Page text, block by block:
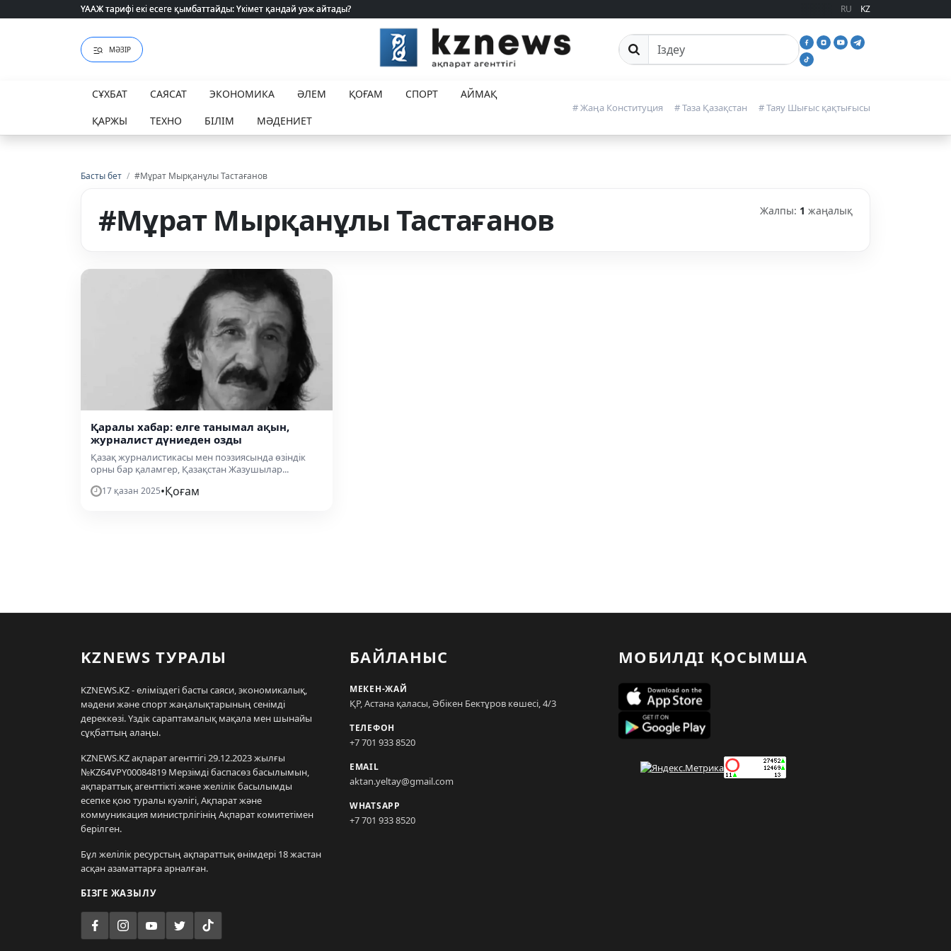
ҮААЖ тарифі екі есеге қымбаттайды: Үкімет қандай уәж айтады?
ҮААЖ тарифі екі есеге қымбаттайды: Үкімет қандай уәж айтады? RU KZ
МӘЗІР Сайттан іздеу
СҰХБАТ САЯСАТ ЭКОНОМИКА ӘЛЕМ ҚОҒАМ СПОРТ
АЙМАҚ
ҚАРЖЫ
ТЕХНО БІЛІМ МӘДЕНИЕТ
# Жаңа Конституция # Таза Қазақстан # Таяу Шығыс қақтығысы
Басты бет / #Мұрат Мырқанұлы Тастағанов
#Мұрат Мырқанұлы Тастағанов Жалпы: 1 жаңалық
Қаралы хабар: елге танымал ақын,
журналист дүниеден озды
Қазақ журналистикасы мен поэзиясында өзіндік
орны бар қаламгер, Қазақстан Жазушылар...
17 қазан 2025•Қоғам
KZNEWS ТУРАЛЫ
KZNEWS.KZ - еліміздегі басты саяси, экономикалық,
мәдени және спорт жаңалықтарының сенімді
дереккөзі. Үздік сараптамалық мақала мен шынайы
сұқбаттың алаңы.
KZNEWS.KZ ақпарат агенттігі 29.12.2023 жылғы
№KZ64VPY00084819 Мерзімді баспасөз басылымын,
ақпараттық агенттікті және желілік басылымды
есепке қою туралы куәлігі, Ақпарат және
коммуникация министрлігінің Ақпарат комитетімен
берілген.
Бұл желілік ресурстың ақпараттық өнімдері 18 жастан
асқан азаматтарға арналған.
БІЗГЕ ЖАЗЫЛУ
БАЙЛАНЫС
МЕКЕН-ЖАЙ
ҚР, Астана қаласы, Әбікен Бектұров көшесі, 4/3
ТЕЛЕФОН
+7 701 933 8520
EMAIL
aktan.yeltay@gmail.com
WHATSAPP
+7 701 933 8520
МОБИЛДІ ҚОСЫМША